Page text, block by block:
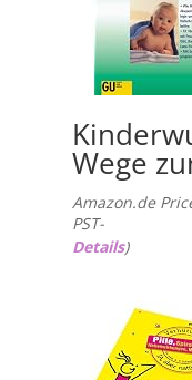
Wege
Amazon.de
PST-
Details)